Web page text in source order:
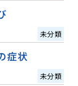
未分類
症状
未分類